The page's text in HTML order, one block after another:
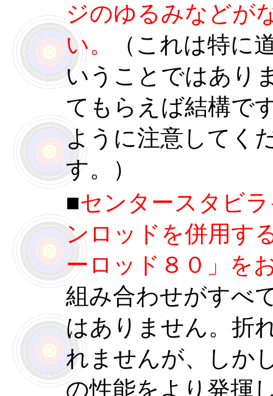
ジのゆるみなどが
い。
（これは特に
いうことではあり
てもらえば結構で
ように注意してく
す。）
■センタースタビ
ンロッドを併用す
ーロッド８０」を
組み合わせがすべ
はありません。折
れませんが、しか
の性能をより発揮